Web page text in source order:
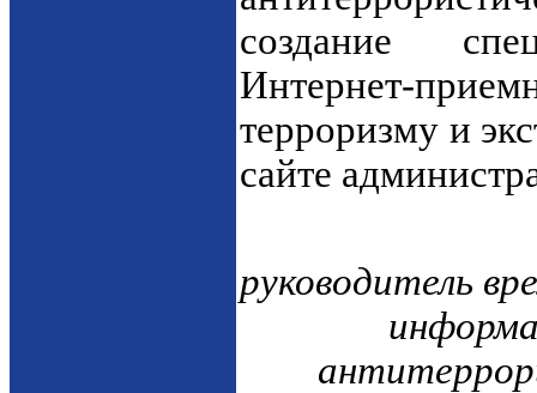
создание
Интернет-
терроризму и
сайте
руководитель